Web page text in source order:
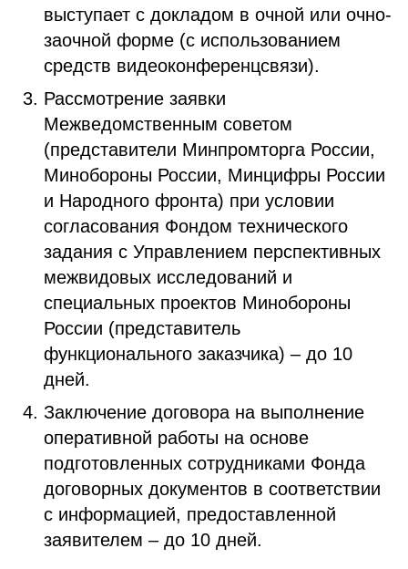
выступает с докладом в очной или очно-
заочной форме (с использованием
средств видеоконференцсвязи).
Рассмотрение заявки
Межведомственным советом
(представители Минпромторга России,
Минобороны России, Минцифры России
и Народного фронта) при условии
согласования Фондом технического
задания с Управлением перспективных
межвидовых исследований и
специальных проектов Минобороны
России (представитель
функционального заказчика) – до 10
дней.
Заключение договора на выполнение
оперативной работы на основе
подготовленных сотрудниками Фонда
договорных документов в соответствии
с информацией, предоставленной
заявителем – до 10 дней.